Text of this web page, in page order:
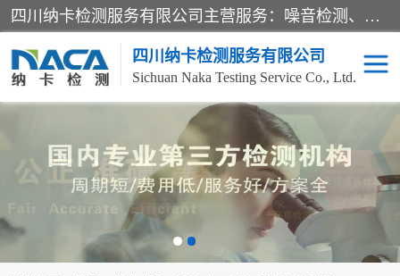
四川纳卡检测服务有限公司主营服务：噪音检测、灯光检测、防护网检测、磁性检测、无损检测、燃烧等级检测；本着严谨、规范的态度严格执行国家现行标准、规范及规程，奉行“科学公正、准确、持续改进、诚信服务”的企业价值和“科学、信誉、服务”的企业宗旨，竭诚为广大客户服务。
四川纳卡检测服务有限公司
Sichuan Naka Testing Service Co., Ltd.
噪音检测 灯光检测
防护网检测 磁性检测
燃烧等级检测